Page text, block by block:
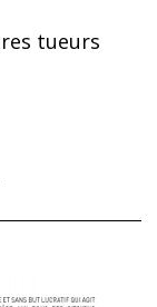
tueurs